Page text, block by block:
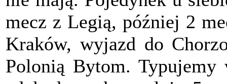
mecz z Legią, później 2
Kraków, wyjazd do
Polonią Bytom. Typujemy